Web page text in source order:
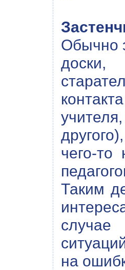
Обычно
доски,
чего-
Таким
случае
на